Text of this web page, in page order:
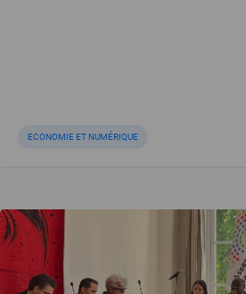
ECONOMIE ET NUMÉRIQUE